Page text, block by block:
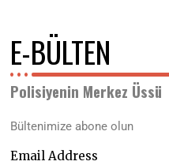
E-BÜLTEN
Polisiyenin Merkez Üssü
Bültenimize abone olun
Email Address